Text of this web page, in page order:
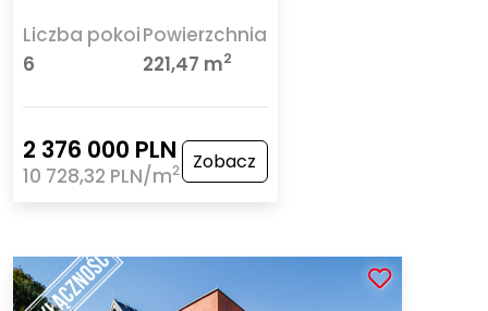
Liczba pokoi
6
Powierzchnia
221,47 m2
2 376 000 PLN
10 728,32 PLN/m2 Zobacz